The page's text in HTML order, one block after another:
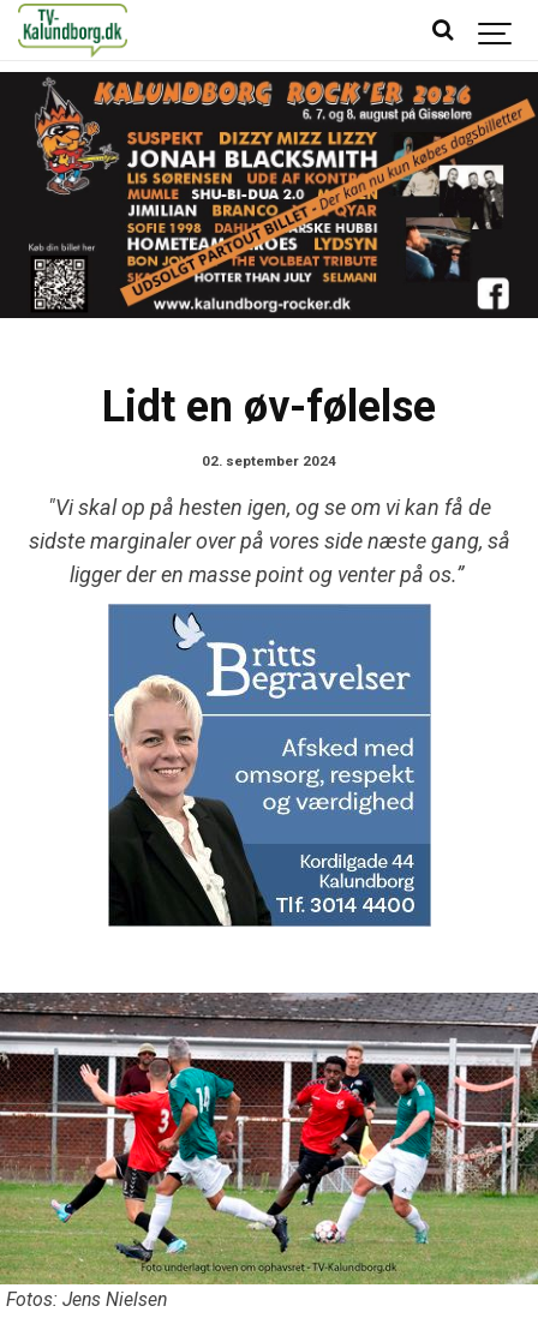
Lidt en øv-følelse
02. september 2024
"Vi skal op på hesten igen, og se om vi kan få de
sidste marginaler over på vores side næste gang, så
ligger der en masse point og venter på os.”
Fotos: Jens Nielsen